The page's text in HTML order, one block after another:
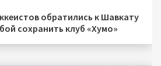
обратились к Шавкату
сохранить клуб «Хумо»